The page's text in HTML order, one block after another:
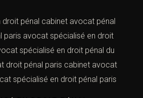
pénaliste
DROIT PÉNAL DES
droit pénal cabinet avocat pénal